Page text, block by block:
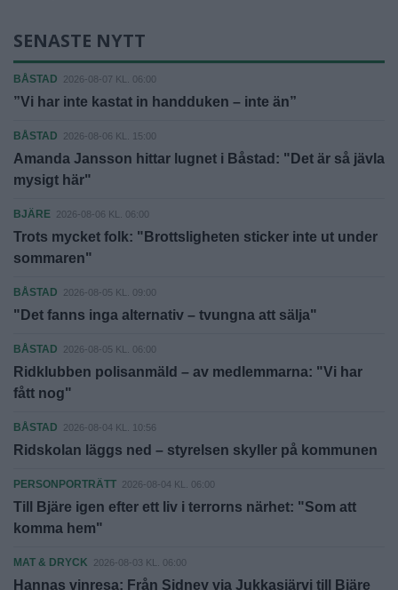
SENASTE NYTT
BÅSTAD 2026-08-07 KL. 06:00
”Vi har inte kastat in handduken – inte än”
BÅSTAD 2026-08-06 KL. 15:00
Amanda Jansson hittar lugnet i Båstad: "Det är så jävla
mysigt här"
BJÄRE 2026-08-06 KL. 06:00
Trots mycket folk: "Brottsligheten sticker inte ut under
sommaren"
BÅSTAD 2026-08-05 KL. 09:00
"Det fanns inga alternativ – tvungna att sälja"
BÅSTAD 2026-08-05 KL. 06:00
Ridklubben polisanmäld – av medlemmarna: "Vi har
fått nog"
BÅSTAD 2026-08-04 KL. 10:56
Ridskolan läggs ned – styrelsen skyller på kommunen
PERSONPORTRÄTT 2026-08-04 KL. 06:00
Till Bjäre igen efter ett liv i terrorns närhet: "Som att
komma hem"
MAT & DRYCK 2026-08-03 KL. 06:00
Hannas vinresa: Från Sidney via Jukkasjärvi till Bjäre